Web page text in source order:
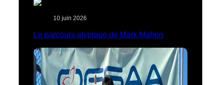
10 juin 2026
Le parcours atypique de Mark Mahon